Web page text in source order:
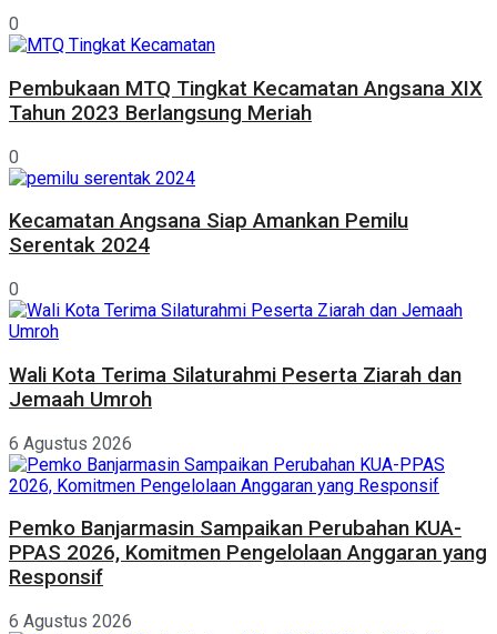
0
Pembukaan MTQ Tingkat Kecamatan Angsana XIX
Tahun 2023 Berlangsung Meriah
0
Kecamatan Angsana Siap Amankan Pemilu
Serentak 2024
0
Wali Kota Terima Silaturahmi Peserta Ziarah dan
Jemaah Umroh
6 Agustus 2026
Pemko Banjarmasin Sampaikan Perubahan KUA-
PPAS 2026, Komitmen Pengelolaan Anggaran yang
Responsif
6 Agustus 2026